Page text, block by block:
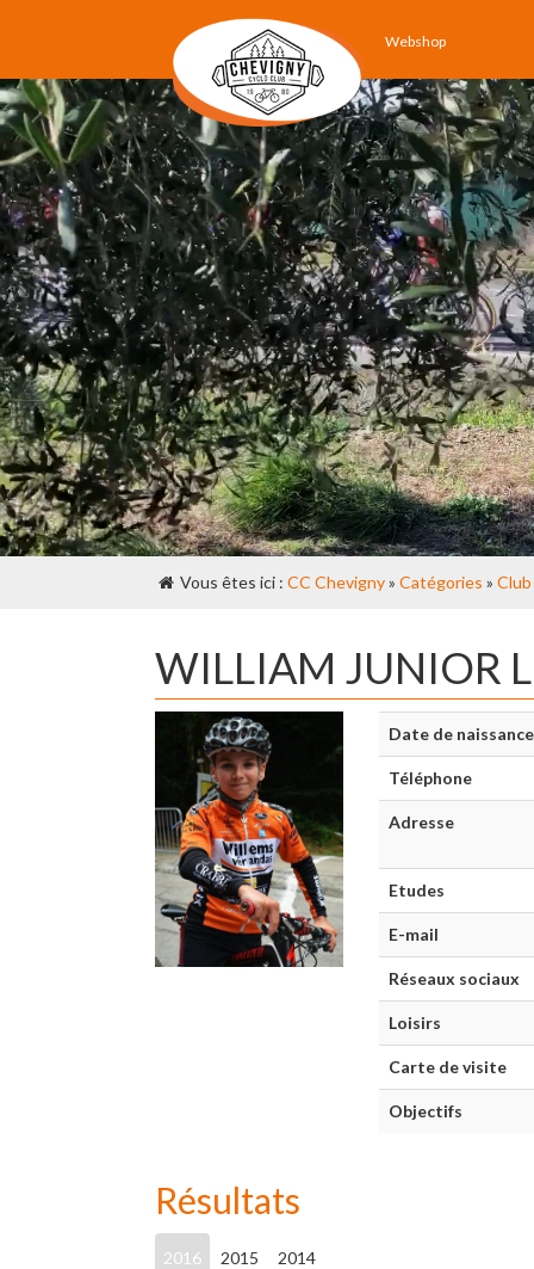
Webshop
Vous êtes ici : CC Chevigny» Catégories » Club
WILLIAM JUNIOR
Date de naissance
Téléphone
Adresse
Etudes
E-mail
Réseaux sociaux
Loisirs
Carte de visite
Objectifs
Résultats
2016 2015 2014